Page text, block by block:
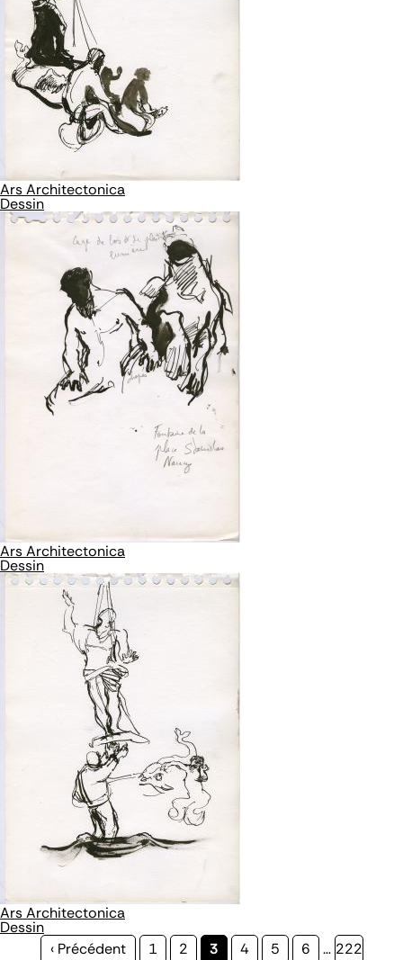
Ars Architectonica
Dessin
Ars Architectonica
Dessin
Ars Architectonica
Dessin
Page
‹ Précédent Page
1 Page
2
Page
3 Page
4 Page
5 Page
6 … Page
222